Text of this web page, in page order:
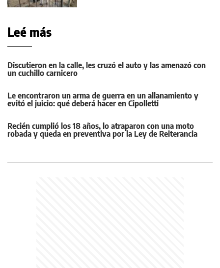
Leé más
Discutieron en la calle, les cruzó el auto y las amenazó con
un cuchillo carnicero
Le encontraron un arma de guerra en un allanamiento y
evitó el juicio: qué deberá hacer en Cipolletti
Recién cumplió los 18 años, lo atraparon con una moto
robada y queda en preventiva por la Ley de Reiterancia